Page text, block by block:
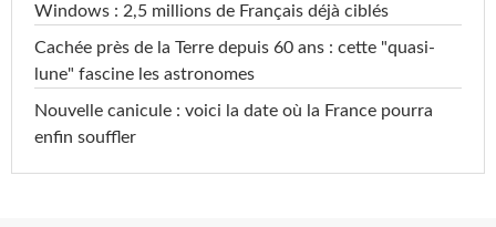
Windows : 2,5 millions de Français déjà ciblés
Cachée près de la Terre depuis 60 ans : cette "quasi-
lune" fascine les astronomes
Nouvelle canicule : voici la date où la France pourra
enfin souffler